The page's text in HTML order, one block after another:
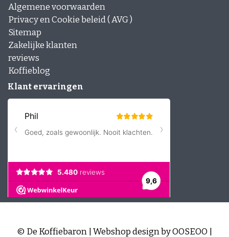
Algemene voorwaarden
Privacy en Cookie beleid ( AVG )
Sitemap
Zakelijke klanten
reviews
Koffieblog
Klant ervaringen
© De Koffiebaron | Webshop design byOOSEOO